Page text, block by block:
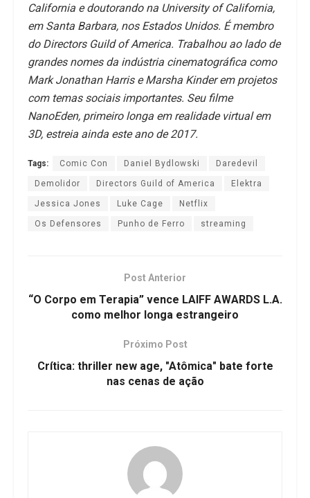
California e doutorando na University of California,
em Santa Barbara, nos Estados Unidos. É membro
do Directors Guild of America. Trabalhou ao lado de
grandes nomes da indústria cinematográfica como
Mark Jonathan Harris e Marsha Kinder em projetos
com temas sociais importantes. Seu filme
NanoEden, primeiro longa em realidade virtual em
3D, estreia ainda este ano de 2017.
Tags: Comic Con Daniel Bydlowski Daredevil
Demolidor Directors Guild of America Elektra
Jessica Jones Luke Cage Netflix
Os Defensores Punho de Ferro streaming
Post Anterior
“O Corpo em Terapia” vence LAIFF AWARDS L.A.
como melhor longa estrangeiro
Próximo Post
Crítica: thriller new age, "Atômica" bate forte
nas cenas de ação